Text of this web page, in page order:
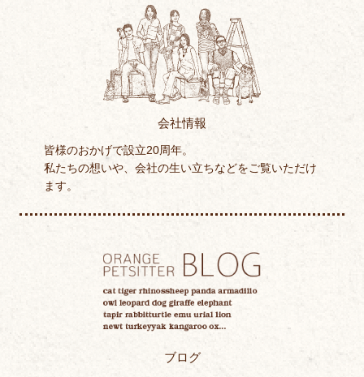
会社情報
皆様のおかげで設立20周年。
私たちの想いや、会社の生い立ちなどをご覧いただけ
ます。
ブログ